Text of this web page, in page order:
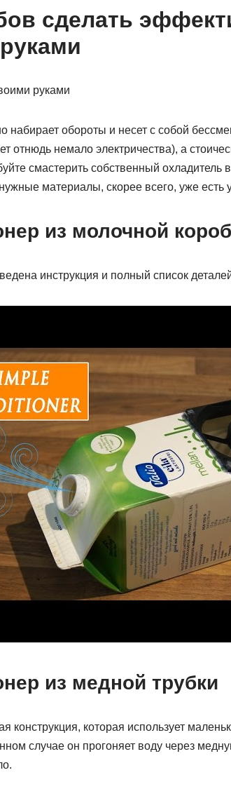
сделать
набирает обороты и несет с собой
отнюдь немало электричества), а
смастерить собственный охладитель
материалы, скорее всего, уже есть
из молочной
инструкция и полный список
из медной трубки
конструкция, которая использует
случае он прогоняет воду через